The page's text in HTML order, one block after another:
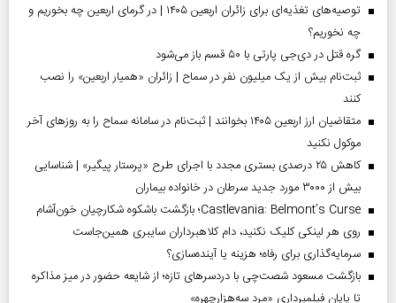
توصیه‌های تغذیه‌ای برای زائران اربعین ۱۴۰۵ | در گرمای اربعین چه بخوریم و
چه نخوریم؟
گره قتل در دی‌جی پارتی با ۵۰ قسم باز می‌شود
ثبت‌نام بیش از یک میلیون نفر در سماح | زائران «همیار اربعین» را نصب
کنند
متقاضیان ارز اربعین ۱۴۰۵ بخوانند | ثبت‌نام در سامانه سماح را به روز‌های آخر
موکول نکنید
کاهش ۲۵ درصدی بستری مجدد با اجرای طرح «پرستار پیگیر» | شناسایی
بیش از ۳۰۰۰ مورد جدید سرطان در خانواده بیماران
Castlevania: Belmont’s Curse؛ بازگشت باشکوه شکارچیان خون‌آشام
روی هر لینکی کلیک نکنید، دام کلاهبرداران سایبری همین‌جاست
سرمایه‌گذاری برای رفاه؛ هزینه یا آینده‌سازی؟
بازگشت مسعود شصت‌چی با دردسر‌های تازه؛ از شایعه حضور در میز مذاکره
تا پایان فیلمبرداری «مرد سه‌هزارچهره»